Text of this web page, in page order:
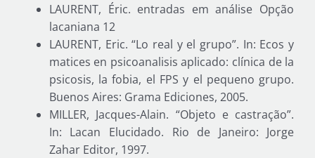
LAURENT, Éric. entradas em análise Opção
lacaniana 12
LAURENT, Eric. “Lo real y el grupo”. In: Ecos y
matices en psicoanalisis aplicado: clínica de la
psicosis, la fobia, el FPS y el pequeno grupo.
Buenos Aires: Grama Ediciones, 2005.
MILLER, Jacques-Alain. “Objeto e castração”.
In: Lacan Elucidado. Rio de Janeiro: Jorge
Zahar Editor, 1997.